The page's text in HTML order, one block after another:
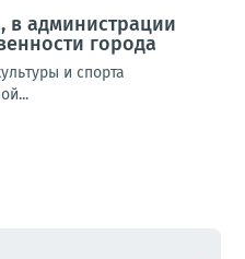
в администрации
города
и спорта